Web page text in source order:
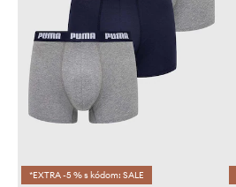
*EXTRA -5 % s kódom: SALE